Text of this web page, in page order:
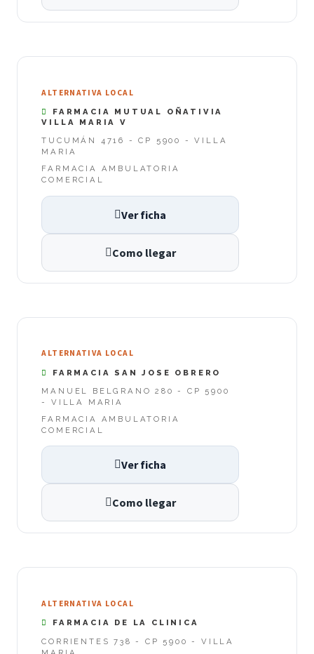
ALTERNATIVA LOCAL
FARMACIA MUTUAL OÑATIVIA
VILLA MARIA V
TUCUMÁN 4716 - CP 5900 - VILLA
MARIA
FARMACIA AMBULATORIA
COMERCIAL
Ver ficha
Como llegar
ALTERNATIVA LOCAL
FARMACIA SAN JOSE OBRERO
MANUEL BELGRANO 280 - CP 5900
- VILLA MARIA
FARMACIA AMBULATORIA
COMERCIAL
Ver ficha
Como llegar
ALTERNATIVA LOCAL
FARMACIA DE LA CLINICA
CORRIENTES 738 - CP 5900 - VILLA